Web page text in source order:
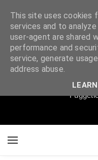
This site uses cookies
services and to
user-agent are shared
performance and
service, generate
address abuse.